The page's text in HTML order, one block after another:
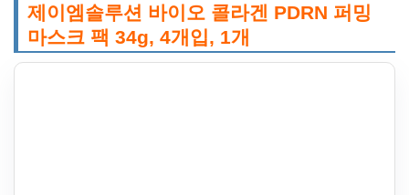
제이엠솔루션 바이오 콜라겐 PDRN 퍼밍
마스크 팩 34g, 4개입, 1개